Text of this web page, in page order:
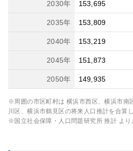
2030年 153,695
2035年 153,809
2040年 153,219
2045年 151,873
2050年 149,935
※周囲の市区町村は 横浜市西区、横浜市南
川区、横浜市鶴見区の将来人口推計を合算
※国立社会保障・人口問題研究所 推計 より